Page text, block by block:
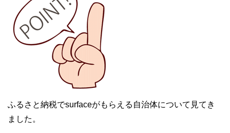
ふるさと納税でsurfaceがもらえる自治体について見てき
ました。